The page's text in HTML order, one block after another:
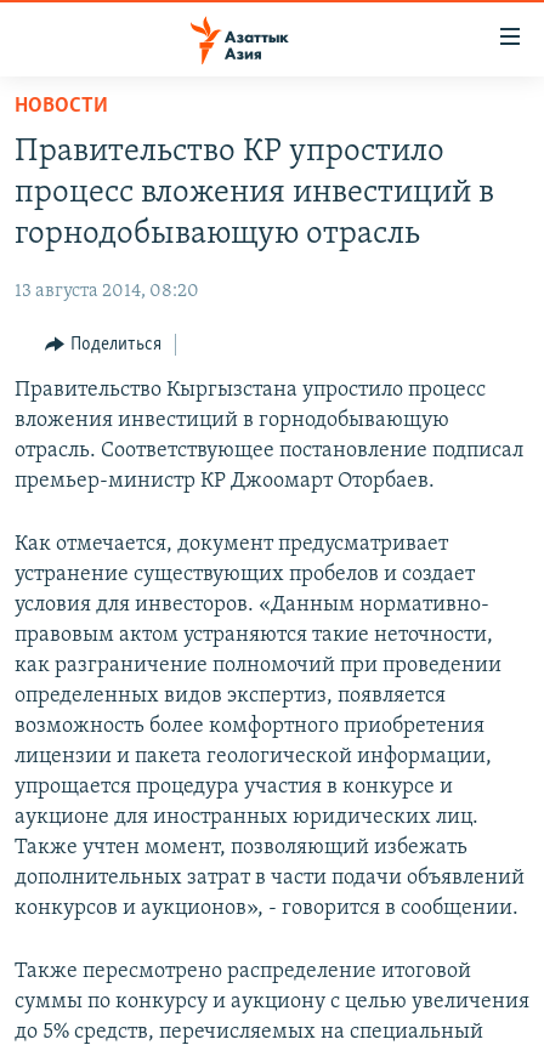
Вернуться
основному
содержанию
Вернутся
главной
навигации
Вернутся
поиску
КАЗАХСТАН
ТАДЖИКИСТАН
НОВОСТИ
ВОЙНА В УКРАИНЕ
ҚАЗАҚША
КЫРГЫЗЧА
ЎЗБЕКЧА
TÜRKMENÇE
Все сайты РСЕ/РС
НОВОСТИ
Правительство КР упростило
процесс вложения инвестиций в
горнодобывающую отрасль
13 августа 2014, 08:20
Поделиться
Правительство Кыргызстана упростило процесс
вложения инвестиций в горнодобывающую
отрасль. Соответствующее постановление подписал
премьер-министр КР Джоомарт Оторбаев.
Как отмечается, документ предусматривает
устранение существующих пробелов и создает
условия для инвесторов. «Данным нормативно-
правовым актом устраняются такие неточности,
как разграничение полномочий при проведении
определенных видов экспертиз, появляется
возможность более комфортного приобретения
лицензии и пакета геологической информации,
упрощается процедура участия в конкурсе и
аукционе для иностранных юридических лиц.
Также учтен момент, позволяющий избежать
дополнительных затрат в части подачи объявлений
конкурсов и аукционов», - говорится в сообщении.
Также пересмотрено распределение итоговой
суммы по конкурсу и аукциону с целью увеличения
до 5% средств, перечисляемых на специальный